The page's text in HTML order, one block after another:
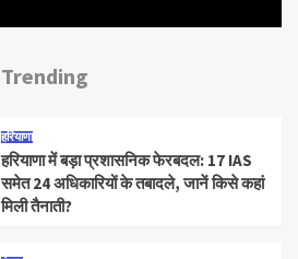
Trending
हरियाणा
हरियाणा में बड़ा प्रशासनिक फेरबदल: 17 IAS
समेत 24 अधिकारियों के तबादले, जानें किसे कहां
मिली तैनाती?